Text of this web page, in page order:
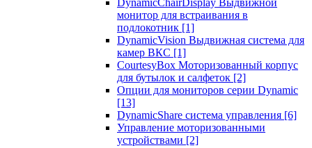
DynamicChairDisplay Выдвижной
монитор для встраивания в
подлокотник [1]
DynamicVision Выдвижная система для
камер ВКС [1]
CourtesyBox Моторизованный корпус
для бутылок и салфеток [2]
Опции для мониторов серии Dynamic
[13]
DynamicShare система управления [6]
Управление моторизованными
устройствами [2]